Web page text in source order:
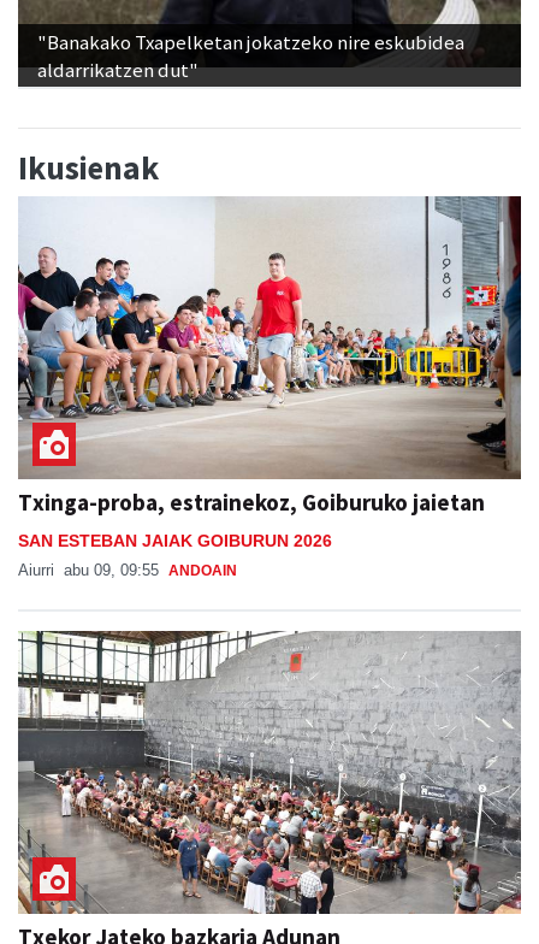
"Banakako Txapelketan jokatzeko nire eskubidea
aldarrikatzen dut"
Ikusienak
Txinga-proba, estrainekoz, Goiburuko jaietan
SAN ESTEBAN JAIAK GOIBURUN 2026
Aiurri abu 09, 09:55 ANDOAIN
Txekor Jateko bazkaria Adunan